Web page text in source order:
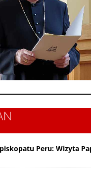
Peru: Wizyta